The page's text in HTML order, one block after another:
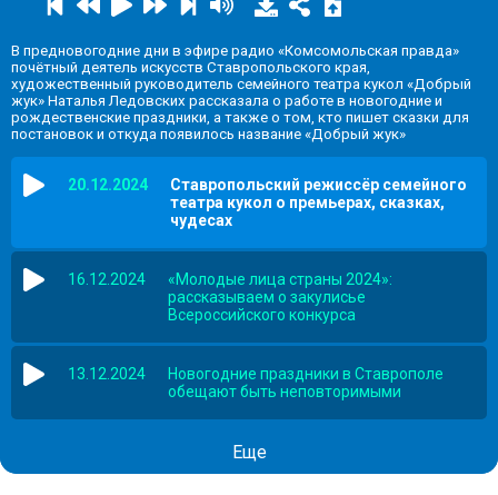
В предновогодние дни в эфире радио «Комсомольская правда»
почётный деятель искусств Ставропольского края,
художественный руководитель семейного театра кукол «Добрый
жук» Наталья Ледовских рассказала о работе в новогодние и
рождественские праздники, а также о том, кто пишет сказки для
постановок и откуда появилось название «Добрый жук»
20.12.2024
Ставропольский режиссёр семейного
театра кукол о премьерах, сказках,
чудесах
16.12.2024
«Молодые лица страны 2024»:
рассказываем о закулисье
Всероссийского конкурса
13.12.2024
Новогодние праздники в Ставрополе
обещают быть неповторимыми
Еще